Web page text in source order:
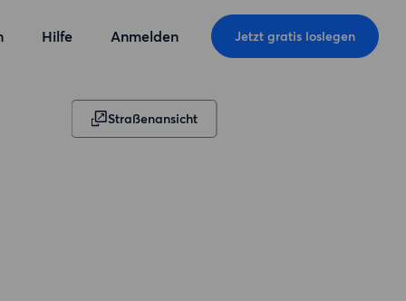
Hilfe Anmelden Jetzt gratis loslegen
Straßenansicht